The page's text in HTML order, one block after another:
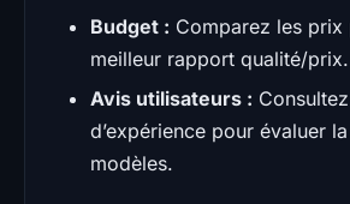
Budget : Comparez les
meilleur rapport qualité/prix.
Avis utilisateurs :
d’expérience pour évaluer
modèles.